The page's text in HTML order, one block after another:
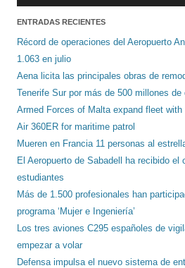
ENTRADAS RECIENTES
Récord de operaciones del Aeropuerto
1.063 en julio
Aena licita las principales obras de
Tenerife Sur por más de 500 millones de
Armed Forces of Malta expand fleet
Air 360ER for maritime patrol
Mueren en Francia 11 personas al
El Aeropuerto de Sabadell ha recibido el
estudiantes
Más de 1.500 profesionales han
programa ‘Mujer e Ingeniería’
Los tres aviones C295 españoles de
empezar a volar
Defensa impulsa el nuevo sistema de